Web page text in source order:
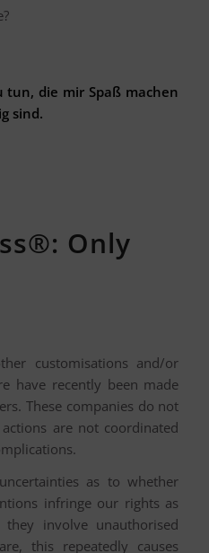
tun, die mir Spaß machen
sind.
Only
customisations and/or
have recently been made
These companies do not
are not coordinated
as to whether
infringe our rights as
involve unauthorised
this repeatedly causes